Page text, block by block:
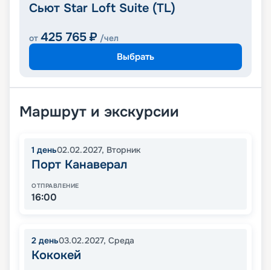
Сьют Star Loft Suite (TL)
от 425 765 ₽ /чел
Выбрать
Маршрут и экскурсии
1 день02.02.2027, Вторник
Порт Канаверал
ОТПРАВЛЕНИЕ
16:00
2 день03.02.2027, Среда
Кококей